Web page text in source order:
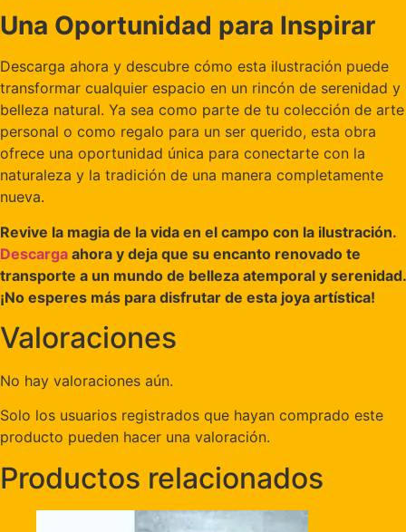
Una Oportunidad para Inspirar
Descarga ahora y descubre cómo esta ilustración puede
transformar cualquier espacio en un rincón de serenidad y
belleza natural. Ya sea como parte de tu colección de arte
personal o como regalo para un ser querido, esta obra
ofrece una oportunidad única para conectarte con la
naturaleza y la tradición de una manera completamente
nueva.
Revive la magia de la vida en el campo con la ilustración.
Descarga ahora y deja que su encanto renovado te
transporte a un mundo de belleza atemporal y serenidad.
¡No esperes más para disfrutar de esta joya artística!
Valoraciones
No hay valoraciones aún.
Solo los usuarios registrados que hayan comprado este
producto pueden hacer una valoración.
Productos relacionados